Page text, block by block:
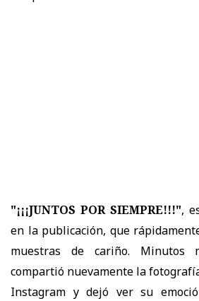
"¡¡¡JUNTOS POR SIEMPRE!!!",
en la publicación, que
muestras de cariño. Minutos
compartió nuevamente la
Instagram y dejó ver su